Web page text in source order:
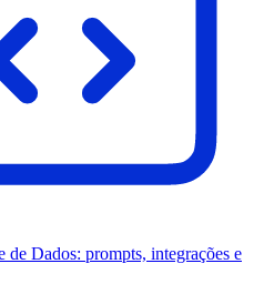
de Dados: prompts, integrações e